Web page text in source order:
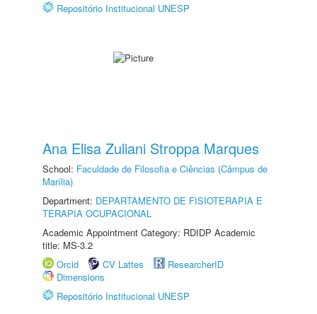
Repositório Institucional UNESP
Ana Elisa Zuliani Stroppa Marques
School: Faculdade de Filosofia e Ciências (Câmpus de
Marília)
Department: DEPARTAMENTO DE FISIOTERAPIA E
TERAPIA OCUPACIONAL
Academic Appointment Category: RDIDP Academic
title: MS-3.2
Orcid
CV Lattes
ResearcherID
Dimensions
Repositório Institucional UNESP